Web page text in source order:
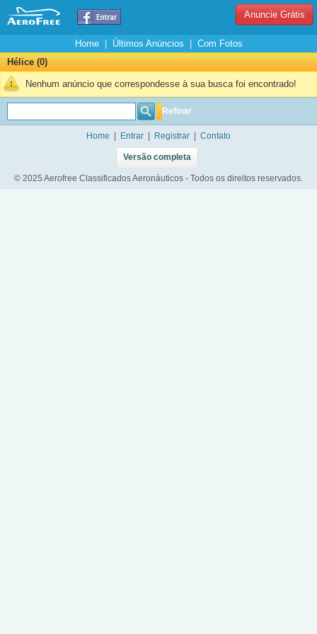
Anuncie Grátis
Home| Últimos Anúncios
Com Fotos
Hélice (0)
Nenhum anúncio que correspondesse à sua busca foi encontrado!
Refinar
Home Entrar Registrar Contato
Versão completa
© 2025 Aerofree Classificados Aeronáuticos - Todos os direitos reservados.